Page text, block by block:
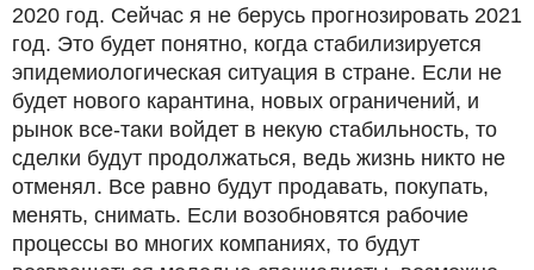
2020 год. Сейчас я не берусь прогнозировать 2021
год. Это будет понятно, когда стабилизируется
эпидемиологическая ситуация в стране. Если не
будет нового карантина, новых ограничений, и
рынок все-таки войдет в некую стабильность, то
сделки будут продолжаться, ведь жизнь никто не
отменял. Все равно будут продавать, покупать,
менять, снимать. Если возобновятся рабочие
процессы во многих компаниях, то будут